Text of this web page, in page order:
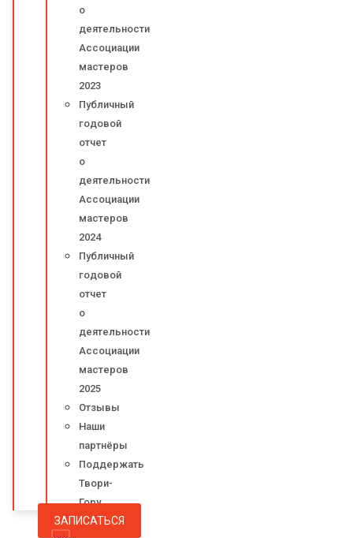
о
деятельности
Ассоциации
мастеров
2023
Публичный
годовой
отчет
о
деятельности
Ассоциации
мастеров
2024
Публичный
годовой
отчет
о
деятельности
Ассоциации
мастеров
2025
Отзывы
Наши
партнёры
Поддержать
Твори-
Гору
ЗАПИСАТЬСЯ